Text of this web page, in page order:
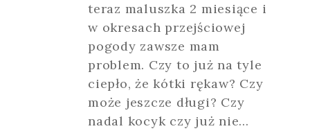
teraz maluszka 2 miesiące i
w okresach przejściowej
pogody zawsze mam
problem. Czy to już na tyle
ciepło, że kótki rękaw? Czy
może jeszcze długi? Czy
nadal kocyk czy już nie…